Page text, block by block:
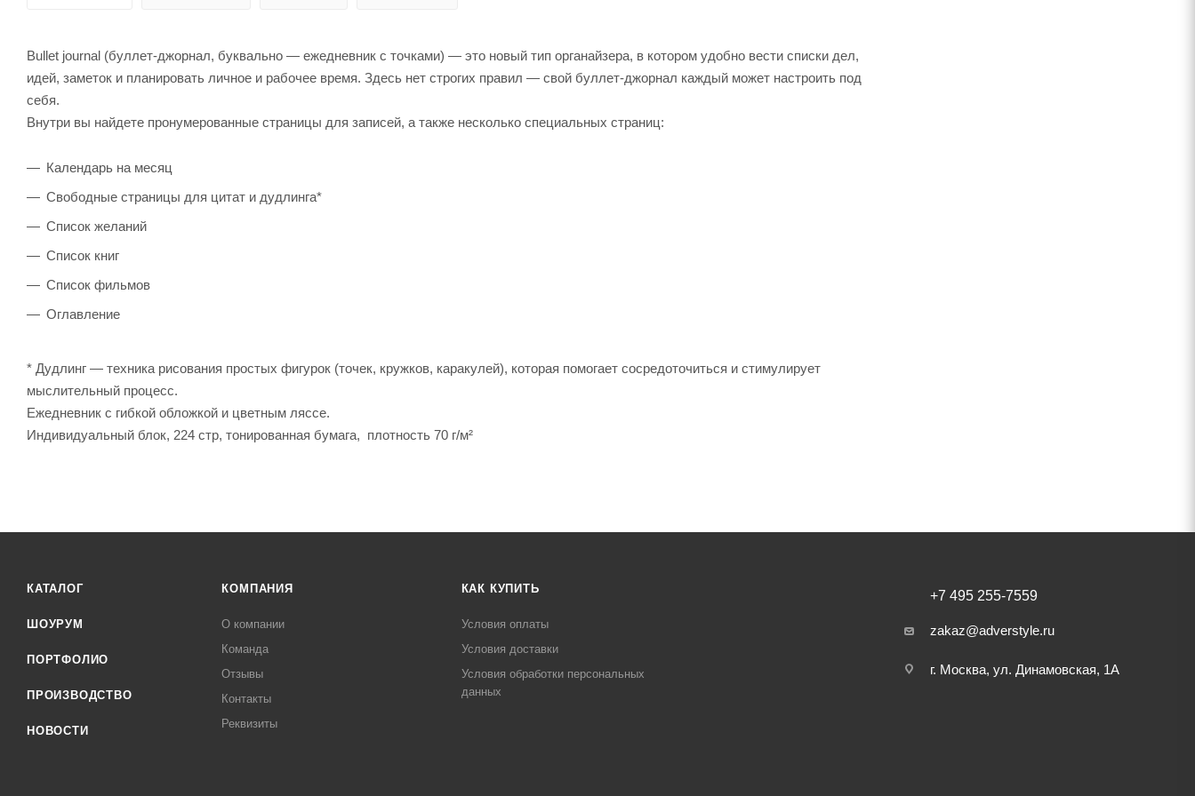
Bullet journal (буллет-джорнал, буквально — ежедневник с точками) — это новый тип органайзера, в котором удобно вести списки дел,
идей, заметок и планировать личное и рабочее время. Здесь нет строгих правил — свой буллет-джорнал каждый может настроить под
себя.
Внутри вы найдете пронумерованные страницы для записей, а также несколько специальных страниц:
Календарь на месяц
Свободные страницы для цитат и дудлинга*
Список желаний
Список книг
Список фильмов
Оглавление
* Дудлинг — техника рисования простых фигурок (точек, кружков, каракулей), которая помогает сосредоточиться и стимулирует
мыслительный процесс.
Ежедневник с гибкой обложкой и цветным ляссе.
Индивидуальный блок, 224 стр, тонированная бумага, плотность 70 г/м²
КАТАЛОГ
ШОУРУМ
ПОРТФОЛИО
ПРОИЗВОДСТВО
НОВОСТИ
КОМПАНИЯ
О компании
Команда
Отзывы
Контакты
Реквизиты
КАК КУПИТЬ
Условия оплаты
Условия доставки
Условия обработки персональных
данных
+7 495 255-7559
zakaz@adverstyle.ru
г. Москва, ул. Динамовская, 1А